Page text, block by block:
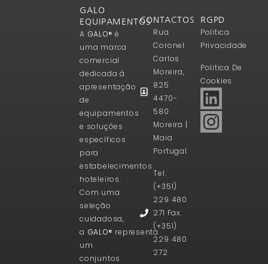
GALO
EQUIPAMENTOS
A GALO® é
uma marca
comercial
dedicada à
apresentação
de
equipamentos
e soluções
específicos
para
estabelecimentos
hoteleiros.
Com uma
seleção
cuidadosa,
a GALO® representa
um
conjuntos
CONTACTOS
Rua
Coronel
Carlos
Moreira,
825
4470-
580
Moreira |
Maia
Portugal
Tel.
(+351)
229 480
271 Fax.
(+351)
229 480
272
RGPD
Politica
Privacidade
Politica De
Cookies